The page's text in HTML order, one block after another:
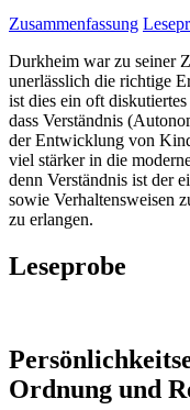
Zusammenfassung
Durkheim war zu seiner
unerlässlich die richtige
ist dies ein oft
dass Verständnis
der Entwicklung von
viel stärker in die
denn Verständnis ist der
sowie Verhaltensweisen
zu erlangen.
Leseprobe
Ordnung und